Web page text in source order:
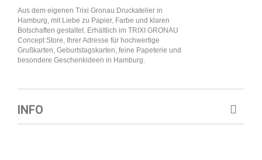
Aus dem eigenen Trixi Gronau Druckatelier in
Hamburg, mit Liebe zu Papier, Farbe und klaren
Botschaften gestaltet. Erhältlich im TRIXI GRONAU
Concept Store, Ihrer Adresse für hochwertige
Grußkarten, Geburtstagskarten, feine Papeterie und
besondere Geschenkideen in Hamburg.
INFO